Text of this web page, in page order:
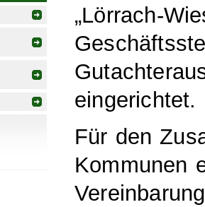
„Lörrach-
eingerichtet.
Für den
Kommunen